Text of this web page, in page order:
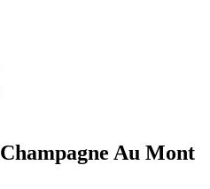
Champagne Au Mont